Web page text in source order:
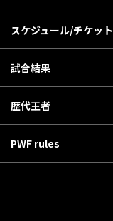
スケジュール/チケット
PWF rules
歴代王者
試合結果